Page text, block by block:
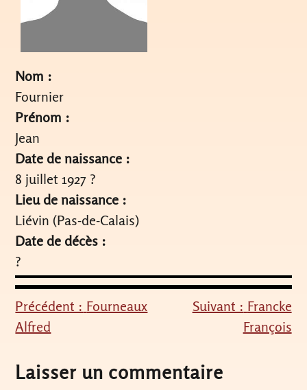
Nom :
Fournier
Prénom :
Jean
Date de naissance :
8 juillet 1927 ?
Lieu de naissance :
Liévin (Pas-de-Calais)
Date de décès :
?
Navigation
de
l’article
Précédent : Fourneaux
Alfred
Suivant : Francke
François
Laisser un commentaire